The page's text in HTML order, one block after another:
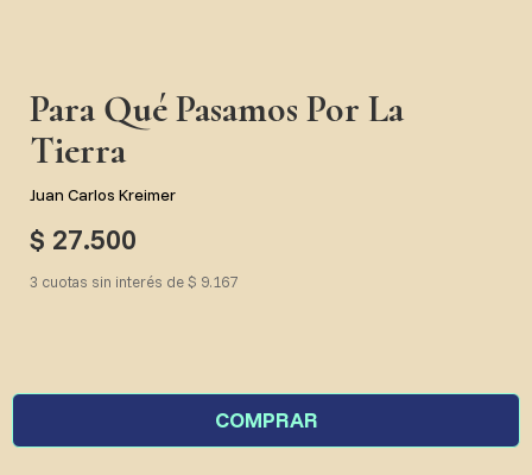
Para Qué Pasamos Por La
Tierra
Juan Carlos Kreimer
$ 27.500
3 cuotas sin interés de $ 9.167
COMPRAR